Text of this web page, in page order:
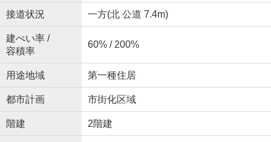
接道状況 一方(北 公道 7.4m)
建ぺい率 /
容積率
60% / 200%
用途地域 第一種住居
都市計画 市街化区域
階建 2階建